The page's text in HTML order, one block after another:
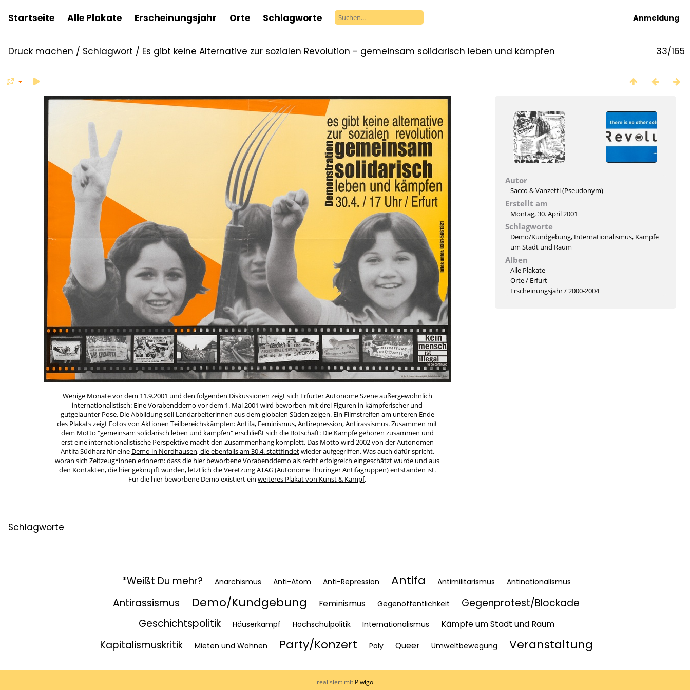
Startseite Alle Plakate Erscheinungsjahr Orte Schlagworte Anmeldung
33/165
Druck machen / Schlagwort / Es gibt keine Alternative zur sozialen Revolution - gemeinsam solidarisch leben und kämpfen
Wenige Monate vor dem 11.9.2001 und den folgenden Diskussionen zeigt sich Erfurter Autonome Szene außergewöhnlich
internationalistisch: Eine Vorabenddemo vor dem 1. Mai 2001 wird beworben mit drei Figuren in kämpferischer und
gutgelaunter Pose. Die Abbildung soll Landarbeiterinnen aus dem globalen Süden zeigen. Ein Filmstreifen am unteren Ende
des Plakats zeigt Fotos von Aktionen Teilbereichskämpfen: Antifa, Feminismus, Antirepression, Antirassismus. Zusammen mit
dem Motto "gemeinsam solidarisch leben und kämpfen" erschließt sich die Botschaft: Die Kämpfe gehören zusammen und
erst eine internationalistische Perspektive macht den Zusammenhang komplett. Das Motto wird 2002 von der Autonomen
Antifa Südharz für eine Demo in Nordhausen, die ebenfalls am 30.4. stattfindetwieder aufgegriffen. Was auch dafür spricht,
woran sich Zeitzeug*innen erinnern: dass die hier beworbene Vorabenddemo als recht erfolgreich eingeschätzt wurde und aus
den Kontakten, die hier geknüpft wurden, letztlich die Veretzung ATAG (Autonome Thüringer Antifagruppen) entstanden ist.
Für die hier beworbene Demo existiert einweiteres Plakat von Kunst & Kampf.
Autor
Sacco & Vanzetti (Pseudonym)
Erstellt am
Montag, 30. April 2001
Schlagworte
Demo/Kundgebung, Internationalismus, Kämpfe
um Stadt und Raum
Alben
Alle Plakate
Orte/ Erfurt
Erscheinungsjahr/2000-2004
Schlagworte
*Weißt Du mehr? Anarchismus Anti-Atom Anti-Repression Antifa Antimilitarismus Antinationalismus
Antirassismus Demo/Kundgebung Feminismus Gegenöffentlichkeit
Gegenprotest/Blockade
Geschichtspolitik
Häuserkampf Hochschulpolitik Internationalismus Kämpfe um Stadt und Raum
Kapitalismuskritik Mieten und Wohnen Party/Konzert Poly Queer Umweltbewegung Veranstaltung
realisiert mit Piwigo